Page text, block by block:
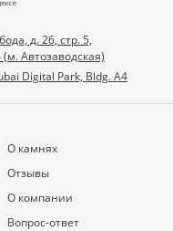
д. 26, стр. 5,
Автозаводская)
Digital Park, Bldg. A4
О камнях
Отзывы
О компании
Вопрос-ответ